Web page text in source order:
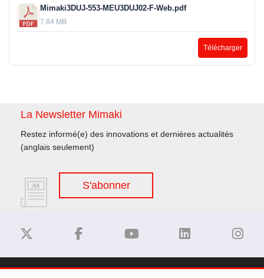
Mimaki3DUJ-553-MEU3DUJ02-F-Web.pdf
7.84 MB
Télécharger
La Newsletter Mimaki
Restez informé(e) des innovations et dernières actualités
(anglais seulement)
S'abonner